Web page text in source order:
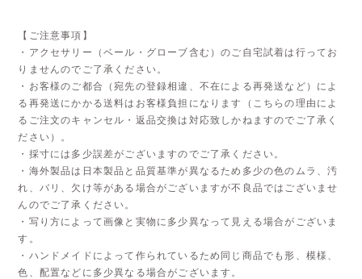
【ご注意事項】
・アクセサリー（ベール・グローブ含む）のご自宅試着は行ってお
りませんのでご了承ください。
・お客様のご都合（宛先の登録相違、不在による再発送など）によ
る再発送にかかる送料はお客様負担になります（こちらの理由によ
るご注文のキャンセル・返品交換は対応致しかねますのでご了承く
ださい）。
・採寸には多少誤差がございますのでご了承ください。
・海外製品は日本製品と品質基準が異なるため多少の色のムラ、汚
れ、バリ、欠け等がある場合がございますが不良品ではございませ
んのでご了承ください。
・写り方によって画像と実物に多少異なって見える場合がございま
す。
・ハンドメイドによって作られているため同じ商品でも形、模様、
色、配置などに多少異なる場合がございます。